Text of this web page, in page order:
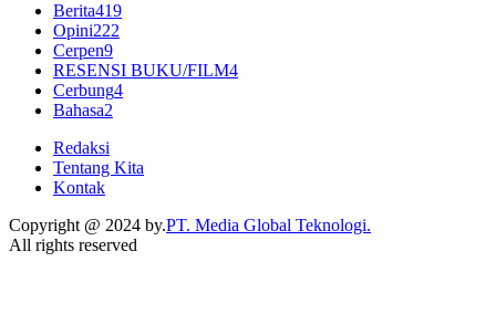
Berita419
Opini222
Cerpen9
RESENSI BUKU/FILM4
Cerbung4
Bahasa2
Redaksi
Tentang Kita
Kontak
Copyright @ 2024 by.PT. Media Global Teknologi.
All rights reserved